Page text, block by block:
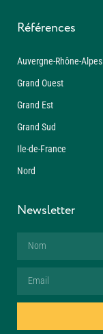
Références
Auvergne-Rhône-Alpes
Grand Ouest
Grand Est
Grand Sud
Ile-de-France
Nord
Newsletter